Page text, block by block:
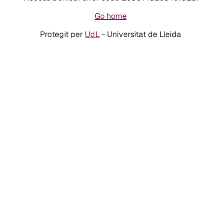
Go home
Protegit per UdL- Universitat de Lleida